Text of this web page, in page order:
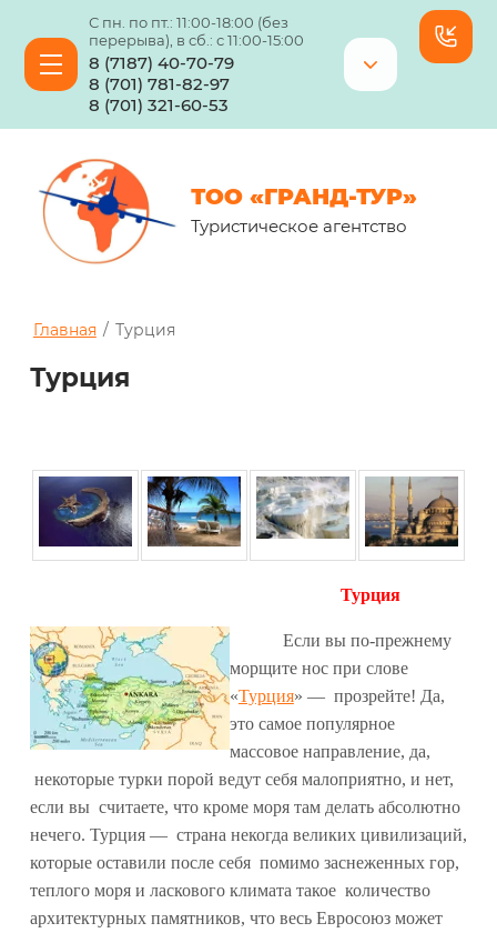
ТОО «ГРАНД-ТУР»
Туристическое агентство
С пн. по пт.: 11:00-18:00 (без
перерыва), в сб.: с 11:00-15:00
8 (7187) 40-70-79
8 (701) 781-82-97
8 (701) 321-60-53
Главная / Турция
Турция
Турция
Если вы по-прежнему
морщите нос при слове
«Турция» — прозрейте! Да,
это самое популярное
массовое направление, да,
некоторые турки порой ведут себя малоприятно, и нет,
если вы считаете, что кроме моря там делать абсолютно
нечего. Турция — страна некогда великих цивилизаций,
которые оставили после себя помимо заснеженных гор,
теплого моря и ласкового климата такое количество
архитектурных памятников, что весь Евросоюз может